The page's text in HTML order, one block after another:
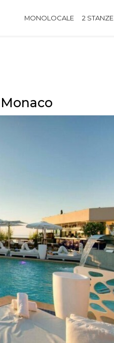
MONOLOCALE 2 STANZE